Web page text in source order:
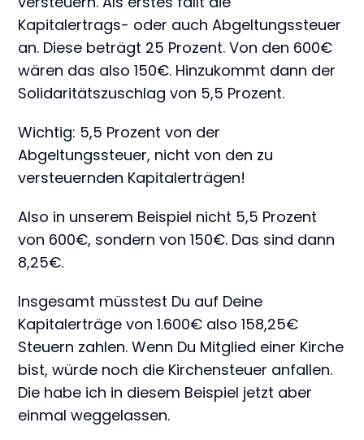
Kapitalertrags- oder auch Abgeltungssteuer
an. Diese beträgt 25 Prozent. Von den 600€
wären das also 150€. Hinzukommt dann der
Solidaritätszuschlag von 5,5 Prozent.
Wichtig: 5,5 Prozent von der
Abgeltungssteuer, nicht von den zu
versteuernden Kapitalerträgen!
Also in unserem Beispiel nicht 5,5 Prozent
von 600€, sondern von 150€. Das sind dann
8,25€.
Insgesamt müsstest Du auf Deine
Kapitalerträge von 1.600€ also 158,25€
Steuern zahlen. Wenn Du Mitglied einer Kirche
bist, würde noch die Kirchensteuer anfallen.
Die habe ich in diesem Beispiel jetzt aber
einmal weggelassen.